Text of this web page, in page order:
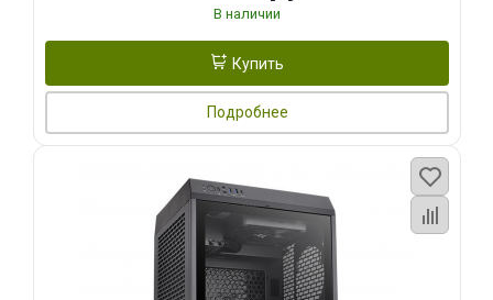
В наличии
Купить
Подробнее